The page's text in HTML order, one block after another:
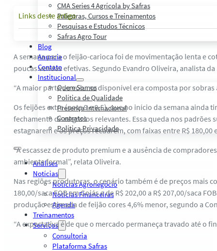
CMA Series 4 Agrícola by Safras
Palestras, Cursos e Treinamentos
Pesquisas e Estudos Técnicos
Safras Agro Tour
Blog
Anuncie
Contato
Institucional
Quem Somos
Política de Qualidade
Presença Internacional
Contratos
Política Privacidade
Análises
Notícias
Notícias Agronegócio
Notícias Financeiras
Agenda
Treinamentos
Serviços
Consultoria
Plataforma Safras
Links deste artigo
A semana para o feijão-carioca foi de movimentação lenta e
poucas vendas efetivas. Segundo Evandro Oliveira, analista
“A maior parte do volume disponível era composta por
Os feijões extra (nota 9 e 9,5), que no início da semana ainda
fechamento de negócios relevantes. Essa queda nos
estagnarem e os preços recuarem, com faixas entre R$ 180,00
“A escassez de produto premium e a ausência de
ambiente formal”, relata Oliveira.
Nas regiões produtoras, o cenário também é de preços mais
180,00/saca FOB em Goiás e de R$ 202,00 a R$ 207,00/saca
produção estimada de feijão cores 4,6% menor, segundo a
“A expectativa é de que o mercado permaneça travado até o